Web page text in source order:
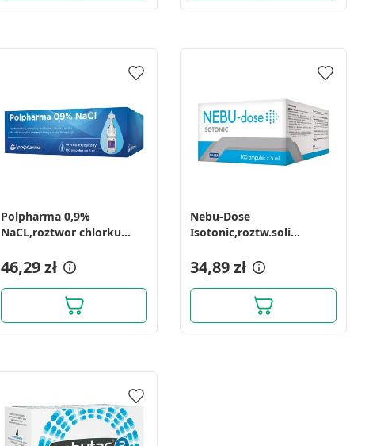
Polpharma 0,9%
NaCL,roztwor chlorku
46,29 zł
Nebu-Dose
Isotonic,roztw.soli
amp.
34,89 zł